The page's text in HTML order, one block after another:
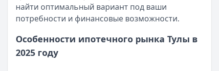
Оформление вкладов с ежемесячной выплатой
Кратко:В статье рассматриваются актуальные
Опубликовано:
Читать статью
найти оптимальный вариант под ваши
потребности и финансовые возможности.
Особенности ипотечного рынка Тулы в
2025 году